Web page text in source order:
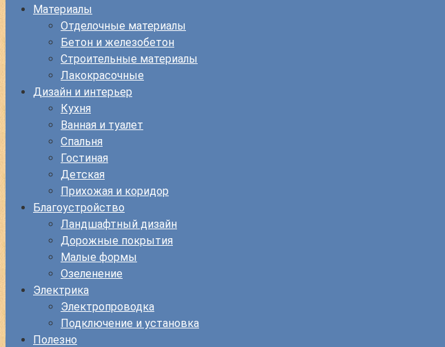
Материалы
Отделочные материалы
Бетон и железобетон
Строительные материалы
Лакокрасочные
Дизайн и интерьер
Кухня
Ванная и туалет
Спальня
Гостиная
Детская
Прихожая и коридор
Благоустройство
Ландшафтный дизайн
Дорожные покрытия
Малые формы
Озеленение
Электрика
Электропроводка
Подключение и установка
Полезно